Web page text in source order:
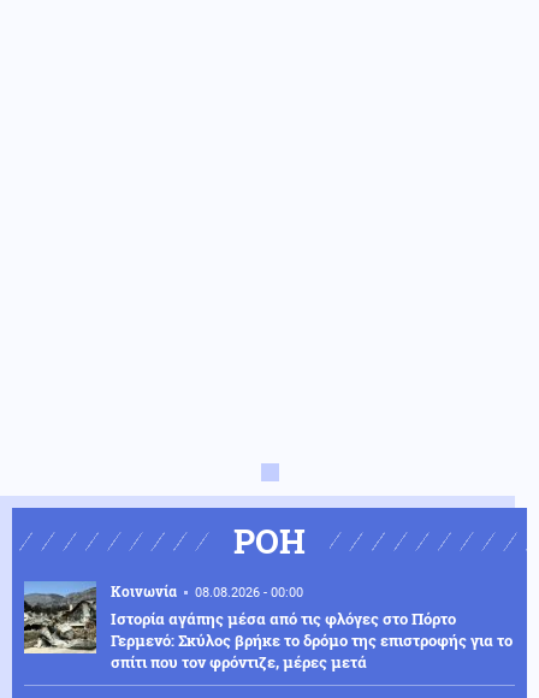
ΡΟΗ
Κοινωνία 08.08.2026 - 00:00
Ιστορία αγάπης μέσα από τις φλόγες στο Πόρτο
Γερμενό: Σκύλος βρήκε το δρόμο της επιστροφής για το
σπίτι που τον φρόντιζε, μέρες μετά